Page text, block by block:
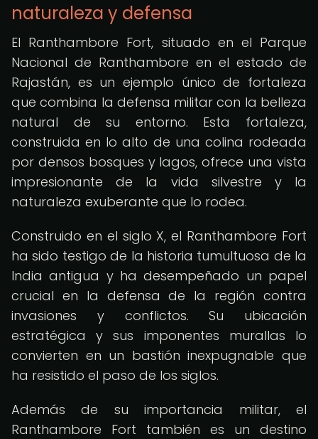
naturaleza y defensa
El Ranthambore Fort, situado en el Parque
Nacional de Ranthambore en el estado de
Rajastán, es un ejemplo único de fortaleza
que combina la defensa militar con la belleza
natural de su entorno. Esta fortaleza,
construida en lo alto de una colina rodeada
por densos bosques y lagos, ofrece una vista
impresionante de la vida silvestre y la
naturaleza exuberante que lo rodea.
Construido en el siglo X, el Ranthambore Fort
ha sido testigo de la historia tumultuosa de la
India antigua y ha desempeñado un papel
crucial en la defensa de la región contra
invasiones y conflictos. Su ubicación
estratégica y sus imponentes murallas lo
convierten en un bastión inexpugnable que
ha resistido el paso de los siglos.
Además de su importancia militar, el
Ranthambore Fort también es un destino